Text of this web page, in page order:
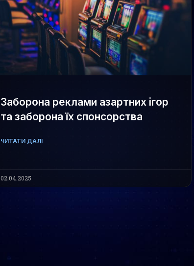
Заборона реклами азартних ігор
та заборона їх спонсорства
ЧИТАТИ ДАЛІ
02.04.2025